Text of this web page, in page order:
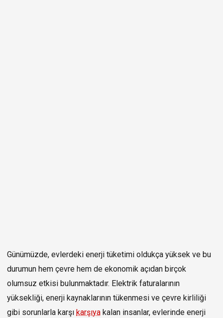
Günümüzde, evlerdeki enerji tüketimi oldukça yüksek ve bu
durumun hem çevre hem de ekonomik açıdan birçok
olumsuz etkisi bulunmaktadır. Elektrik faturalarının
yüksekliği, enerji kaynaklarının tükenmesi ve çevre kirliliği
gibi sorunlarla karşı karşıya kalan insanlar, evlerinde enerji